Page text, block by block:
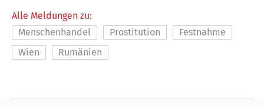
Alle Meldungen zu:
Menschenhandel
Prostitution
Festnahme
Wien
Rumänien